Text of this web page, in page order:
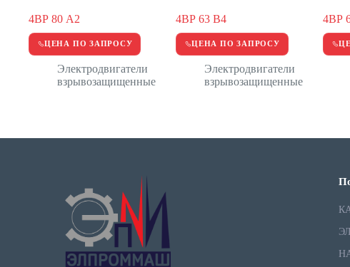
4ВР 80 А2
ЦЕНА ПО ЗАПРОСУ
Электродвигатели
взрывозащищенные
4ВР 63 В4
ЦЕНА ПО ЗАПРОСУ
Электродвигатели
взрывозащищенные
4ВР